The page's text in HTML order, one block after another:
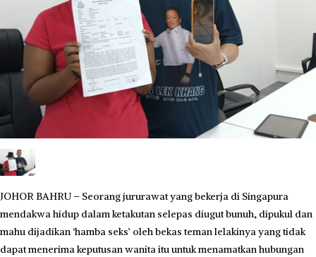
JOHOR BAHRU – Seorang jururawat yang bekerja di Singapura
mendakwa hidup dalam ketakutan selepas diugut bunuh, dipukul dan
mahu dijadikan ‘hamba seks’ oleh bekas teman lelakinya yang tidak
dapat menerima keputusan wanita itu untuk menamatkan hubungan